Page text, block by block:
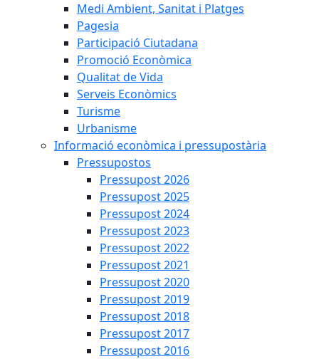
Medi Ambient, Sanitat i Platges
Pagesia
Participació Ciutadana
Promoció Econòmica
Qualitat de Vida
Serveis Econòmics
Turisme
Urbanisme
Informació econòmica i pressupostària
Pressupostos
Pressupost 2026
Pressupost 2025
Pressupost 2024
Pressupost 2023
Pressupost 2022
Pressupost 2021
Pressupost 2020
Pressupost 2019
Pressupost 2018
Pressupost 2017
Pressupost 2016